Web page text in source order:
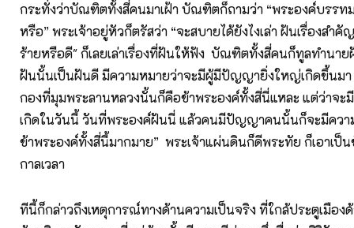
กระทั่งว่าบัณฑิตทั้งสี่คนมาเฝ้า บัณฑิตก็ถามว่า “พระองค์บรรท
หรือ” พระเจ้าอยู่หัวก็ตรัสว่า “จะสบายได้ยังไงเล่า ฝันเรื่องสำ
ร้ายหรือดี" ก็เลยเล่าเรื่องที่ฝันให้ฟัง บัณฑิตทั้งสี่คนก็ทูลทำนาย
ฝันนั้นเป็นฝันดี มีความหมายว่าจะมีผู้มีปัญญายิ่งใหญ่เกิดขึ้นม
กองที่มุมพระลานหลวงนั้นก็คือข้าพระองค์ทั้งสี่นี่แหละ แต่ว่าจะ
เกิดในวันนี้ วันที่พระองค์ฝันนี่ แล้วคนมีปัญญาคนนั้นก็จะมีควา
ข้าพระองค์ทั้งสี่นี้มากมาย” พระเจ้าแผ่นดินก็ดีพระทัย ก็เอาเป็น
กาลเวลา
ทีนี้ก็กล่าวถึงเหตุการณ์ทางด้านความเป็นจริง ที่ใกล้ประตูเมือ